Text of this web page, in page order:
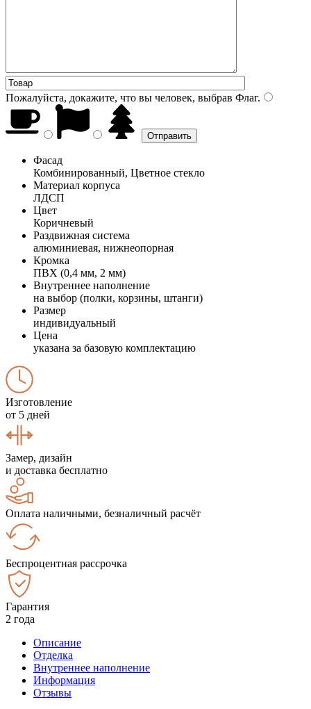
Пожалуйста, докажите, что вы человек, выбрав Флаг.
Фасад
Комбинированный, Цветное стекло
Материал корпуса
ЛДСП
Цвет
Коричневый
Раздвижная система
алюминиевая, нижнеопорная
Кромка
ПВХ (0,4 мм, 2 мм)
Внутреннее наполнение
на выбор (полки, корзины, штанги)
Размер
индивидуальный
Цена
указана за базовую комплектацию
Изготовление
от 5 дней
Замер, дизайн
и доставка бесплатно
Оплата наличными, безналичный расчёт
Беспроцентная рассрочка
Гарантия
2 года
Описание
Отделка
Внутреннее наполнение
Информация
Отзывы